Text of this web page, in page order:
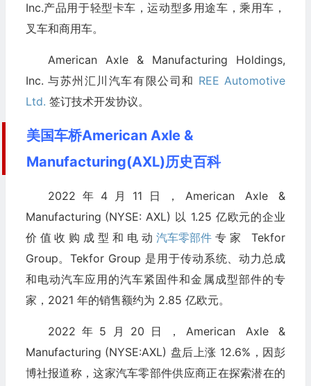
Inc.产品用于轻型卡车，运动型多用途车，乘用车，
叉车和商用车。
American Axle & Manufacturing Holdings,
Inc. 与苏州汇川汽车有限公司和 REE Automotive
Ltd. 签订技术开发协议。
美国车桥American Axle &
Manufacturing(AXL)历史百科
2022年4月11日，American Axle &
Manufacturing (NYSE: AXL) 以 1.25 亿欧元的企业
价值收购成型和电动汽车零部件 专家 Tekfor
Group。Tekfor Group 是用于传动系统、动力总成
和电动汽车应用的汽车紧固件和金属成型部件的专
家，2021 年的销售额约为 2.85 亿欧元。
2022年5月20日，American Axle &
Manufacturing (NYSE:AXL) 盘后上涨 12.6%，因彭
博社报道称，这家汽车零部件供应商正在探索潜在的